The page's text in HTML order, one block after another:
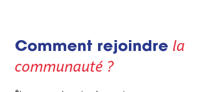
Comment rejoindre la
communauté ?